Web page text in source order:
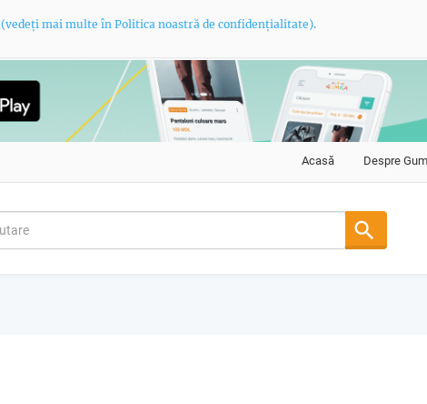
(vedeți mai multe în Politica noastră de confidențialitate).
Acasă Despre